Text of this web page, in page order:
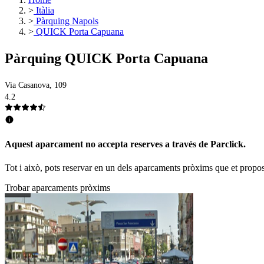
> Itàlia
> Pàrquing Napols
> QUICK Porta Capuana
Pàrquing QUICK Porta Capuana
Via Casanova, 109
4.2
Aquest aparcament no accepta reserves a través de Parclick.
Tot i això, pots reservar en un dels aparcaments pròxims que et
Trobar aparcaments pròxims